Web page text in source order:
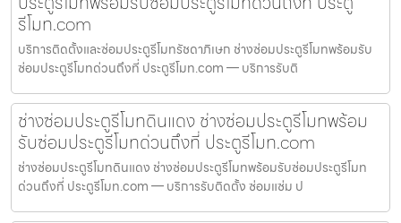
รีโมท.com
บริการติดตั้งและซ่อมประตูรีโมทรัชดาภิเษก ช่างซ่อมประตูรีโมทพร้อมรับ
ซ่อมประตูรีโมทด่วนถึงที่ ประตูรีโมท.com — บริการรับติ
ช่างซ่อมประตูรีโมทดินแดง ช่างซ่อมประตูรีโมทพร้อม
รับซ่อมประตูรีโมทด่วนถึงที่ ประตูรีโมท.com
ช่างซ่อมประตูรีโมทดินแดง ช่างซ่อมประตูรีโมทพร้อมรับซ่อมประตูรีโมท
ด่วนถึงที่ ประตูรีโมท.com — บริการรับติดตั้ง ซ่อมแซ่ม ป